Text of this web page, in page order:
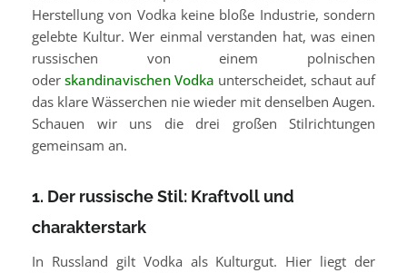
Herstellung von Vodka keine bloße Industrie, sondern
gelebte Kultur. Wer einmal verstanden hat, was einen
russischen von einem polnischen
oder skandinavischen Vodka unterscheidet, schaut auf
das klare Wässerchen nie wieder mit denselben Augen.
Schauen wir uns die drei großen Stilrichtungen
gemeinsam an.
1. Der russische Stil: Kraftvoll und
charakterstark
In Russland gilt Vodka als Kulturgut. Hier liegt der